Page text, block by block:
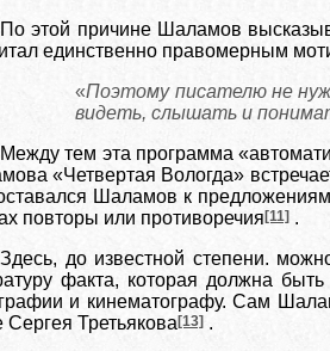
По этой причине Шаламов
единственно правомерным
«Поэтому писателю не
видеть, слышать и
Между тем эта программа
«Четвертая Вологда»
Шаламов к
повторы или противоречия[11] .
Здесь, до известной степени.
факта, которая должна
и кинематографу. Сам
Сергея Третьякова[13] .